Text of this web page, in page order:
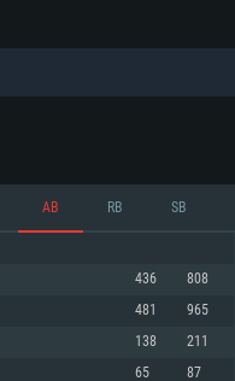
REQUISE
AB RB SB
436 808
481 965
138 211
65 87